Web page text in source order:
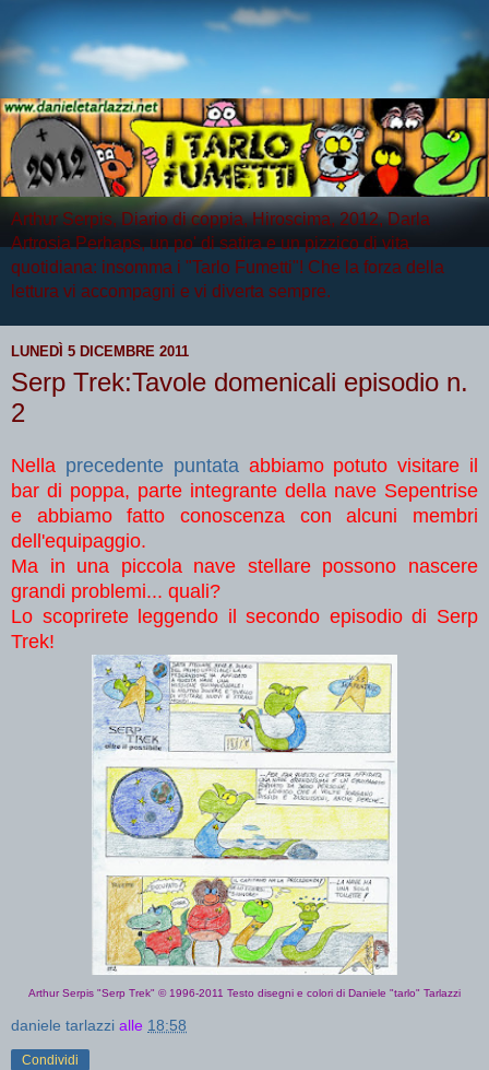
Arthur Serpis, Diario di coppia, Hiroscima, 2012, Darla
Artrosia Perhaps, un po' di satira e un pizzico di vita
quotidiana: insomma i "Tarlo Fumetti"! Che la forza della
lettura vi accompagni e vi diverta sempre.
LUNEDÌ 5 DICEMBRE 2011
Serp Trek:Tavole domenicali episodio n.
2
Nella precedente puntata abbiamo potuto visitare il
bar di poppa, parte integrante della nave Sepentrise
e abbiamo fatto conoscenza con alcuni membri
dell'equipaggio.
Ma in una piccola nave stellare possono nascere
grandi problemi... quali?
Lo scoprirete leggendo il secondo episodio di Serp
Trek!
Arthur Serpis "Serp Trek" © 1996-2011 Testo disegni e colori di Daniele "tarlo" Tarlazzi
daniele tarlazzi alle 18:58
Condividi